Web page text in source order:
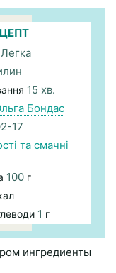
Легка
15 хв.
Бондас
17
та смачні
100 г
1 г